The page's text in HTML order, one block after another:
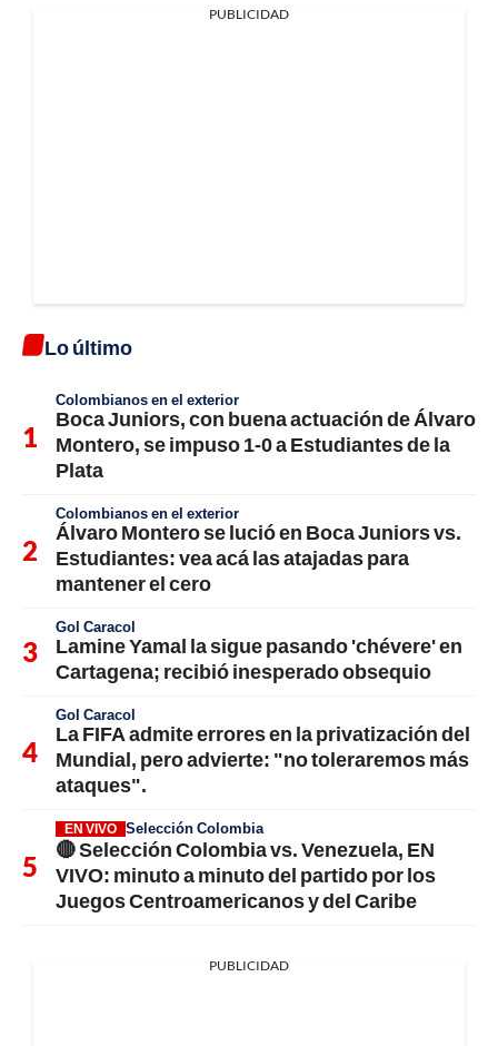
PUBLICIDAD
Lo último
Colombianos en el exterior
Boca Juniors, con buena actuación de Álvaro
Montero, se impuso 1-0 a Estudiantes de la
Plata
Colombianos en el exterior
Álvaro Montero se lució en Boca Juniors vs.
Estudiantes: vea acá las atajadas para
mantener el cero
Gol Caracol
Lamine Yamal la sigue pasando 'chévere' en
Cartagena; recibió inesperado obsequio
Gol Caracol
La FIFA admite errores en la privatización del
Mundial, pero advierte: "no toleraremos más
ataques".
EN VIVO Selección Colombia
🔴 Selección Colombia vs. Venezuela, EN
VIVO: minuto a minuto del partido por los
Juegos Centroamericanos y del Caribe
PUBLICIDAD